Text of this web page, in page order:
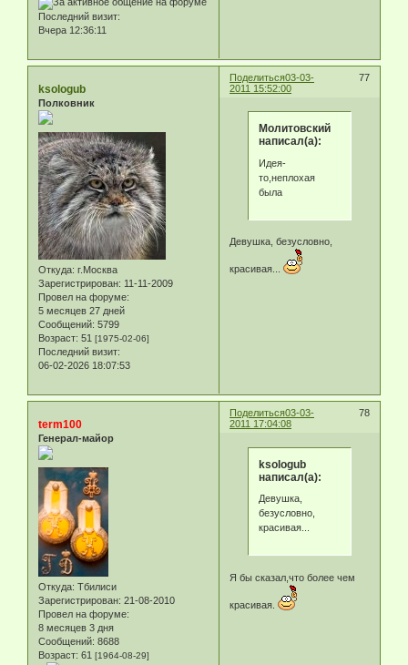
Последний визит:
Вчера 12:36:11
Поделиться 77
03-03-
2011 15:52:00
ksologub
Полковник
Откуда: г.Москва
Зарегистрирован: 11-11-2009
Провел на форуме:
5 месяцев 27 дней
Сообщений: 5799
Возраст: 51 [1975-02-06]
Последний визит:
06-02-2026 18:07:53
Молитовский
написал(а):
Идея-
то,неплохая
была
Девушка, безусловно,
красивая...
Поделиться 78
03-03-
2011 17:04:08
term100
Генерал-майор
Откуда: Тбилиси
Зарегистрирован: 21-08-2010
Провел на форуме:
8 месяцев 3 дня
Сообщений: 8688
Возраст: 61 [1964-08-29]
ksologub
написал(а):
Девушка,
безусловно,
красивая...
Я бы сказал,что более чем
красивая.